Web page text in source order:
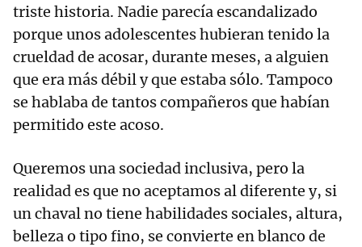
triste historia. Nadie parecía escandalizado
porque unos adolescentes hubieran tenido la
crueldad de acosar, durante meses, a alguien
que era más débil y que estaba sólo. Tampoco
se hablaba de tantos compañeros que habían
permitido este acoso.
Queremos una sociedad inclusiva, pero la
realidad es que no aceptamos al diferente y, si
un chaval no tiene habilidades sociales, altura,
belleza o tipo fino, se convierte en blanco de